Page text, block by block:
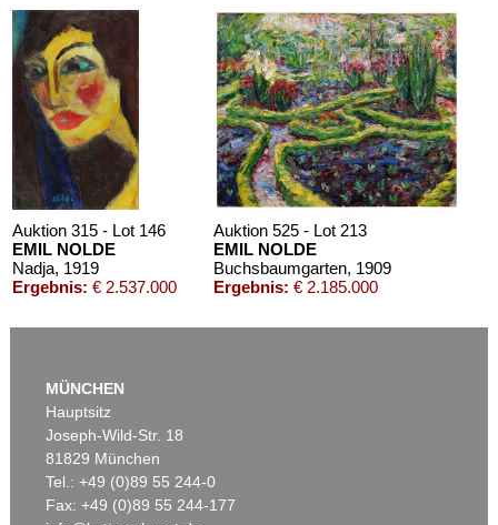
Auktion 315 - Lot 146
EMIL NOLDE
Nadja, 1919
Ergebnis: € 2.537.000
Auktion 525 - Lot 213
EMIL NOLDE
Buchsbaumgarten, 1909
Ergebnis: € 2.185.000
MÜNCHEN
Hauptsitz
Joseph-Wild-Str. 18
81829 München
Tel.: +49 (0)89 55 244-0
Fax: +49 (0)89 55 244-177